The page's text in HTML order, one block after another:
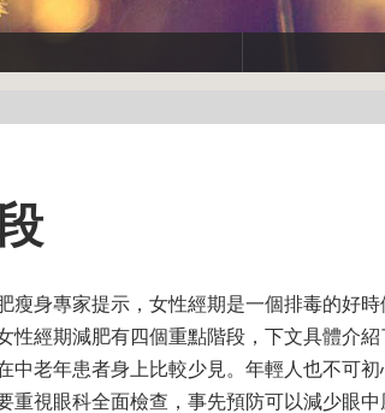
瘦身專家提示，女性經期是一個排毒的好
經期減肥有四個重點階段，下文具體介
中老年患者身上比較少見。年輕人也不可
視眼科全面檢查，事先預防可以減少眼中